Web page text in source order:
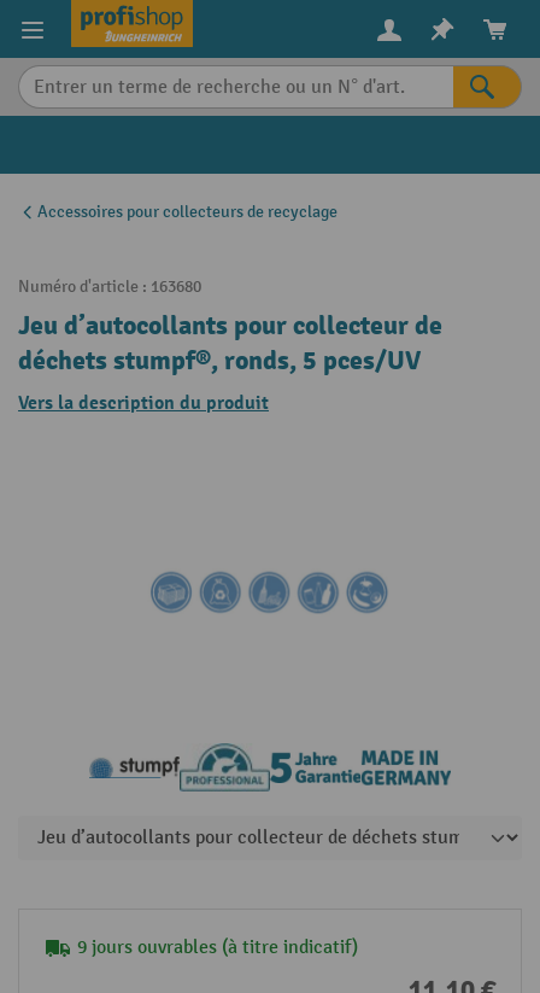
content
Accessoires pour collecteurs de recyclage
Numéro d'article : 163680
Jeu d’autocollants pour collecteur de
déchets stumpf®, ronds, 5 pces/UV
Vers la description du produit
9 jours ouvrables (à titre indicatif)